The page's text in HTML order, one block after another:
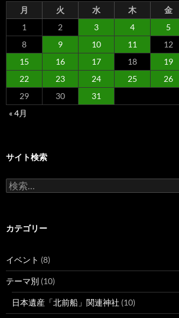
月 火 水 木 金
1
2 3 4 5
8
9 10 11 12
15
16 17 18 19
22
23 24 25 26
29
30
31
« 4月
サイト検索
検
索:
カテゴリー
イベント (8)
テーマ別 (10)
日本遺産「北前船」関連神社 (10)